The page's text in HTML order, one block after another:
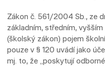
Zákon č. 561/2004 Sb., ze
základním, středním,
(školský zákon) pojem
pouze v § 120 uvádí jako
mj. to, že „poskytují